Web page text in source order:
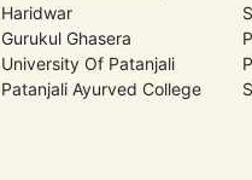
Haridwar
Gurukul Ghasera
University Of Patanjali
Patanjali Ayurved College